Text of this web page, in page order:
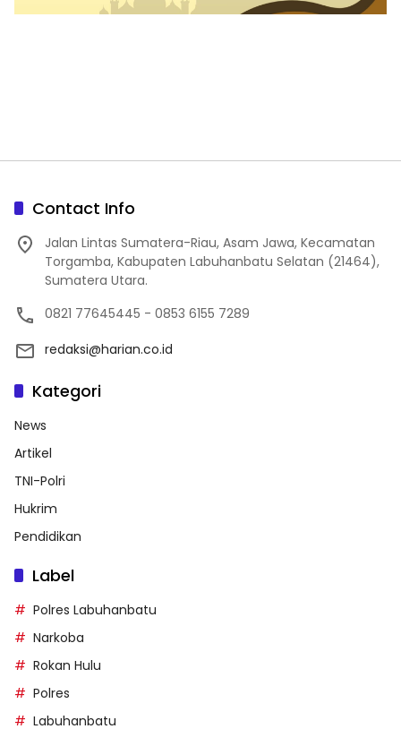
Contact Info
Jalan Lintas Sumatera-Riau, Asam Jawa, Kecamatan
Torgamba, Kabupaten Labuhanbatu Selatan (21464),
Sumatera Utara.
0821 77645445 - 0853 6155 7289
redaksi@harian.co.id
Kategori
News
Artikel
TNI-Polri
Hukrim
Pendidikan
Label
Polres Labuhanbatu
Narkoba
Rokan Hulu
Polres
Labuhanbatu